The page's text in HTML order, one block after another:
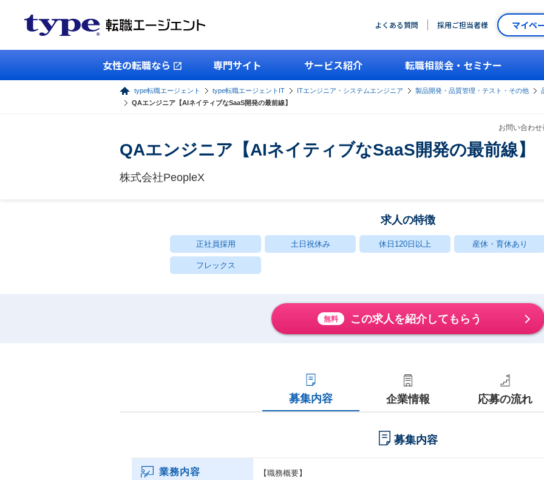
よくある質問 採用ご担当者様 マイペ
女性の転職なら 専門サイト サービス紹介 転職相談会・セミナー
type転職エージェント type転職エージェントIT ITエンジニア・システムエンジニア 製品開発・品質管理・テスト・その他
QAエンジニア【AIネイティブなSaaS開発の最前線】
お問い合わ
QAエンジニア【AIネイティブなSaaS開発の最前線】
株式会社PeopleX
求人の特徴
正社員採用 土日祝休み 休日120日以上 産休・育休あり
フレックス
無料 この求人を紹介してもらう
募集内容 企業情報 応募の流れ
募集内容
業務内容
【職務概要】